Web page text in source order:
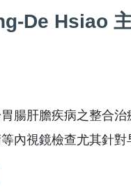
De Hsiao
腸肝膽疾病之整合
內視鏡檢查尤其針